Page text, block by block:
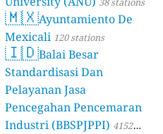
🇲🇽Ayuntamiento De
Mexicali 120 stations
🇮🇩Balai Besar
Standardisasi Dan
Pelayanan Jasa
Pencegahan Pencemaran
Industri (BBSPJPPI) 4152